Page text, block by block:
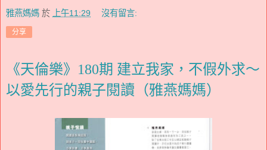
雅燕媽媽 於 上午11:29 沒有留言:
分享
《天倫樂》180期 建立我家，不假外求～
以愛先行的親子閱讀（雅燕媽媽）